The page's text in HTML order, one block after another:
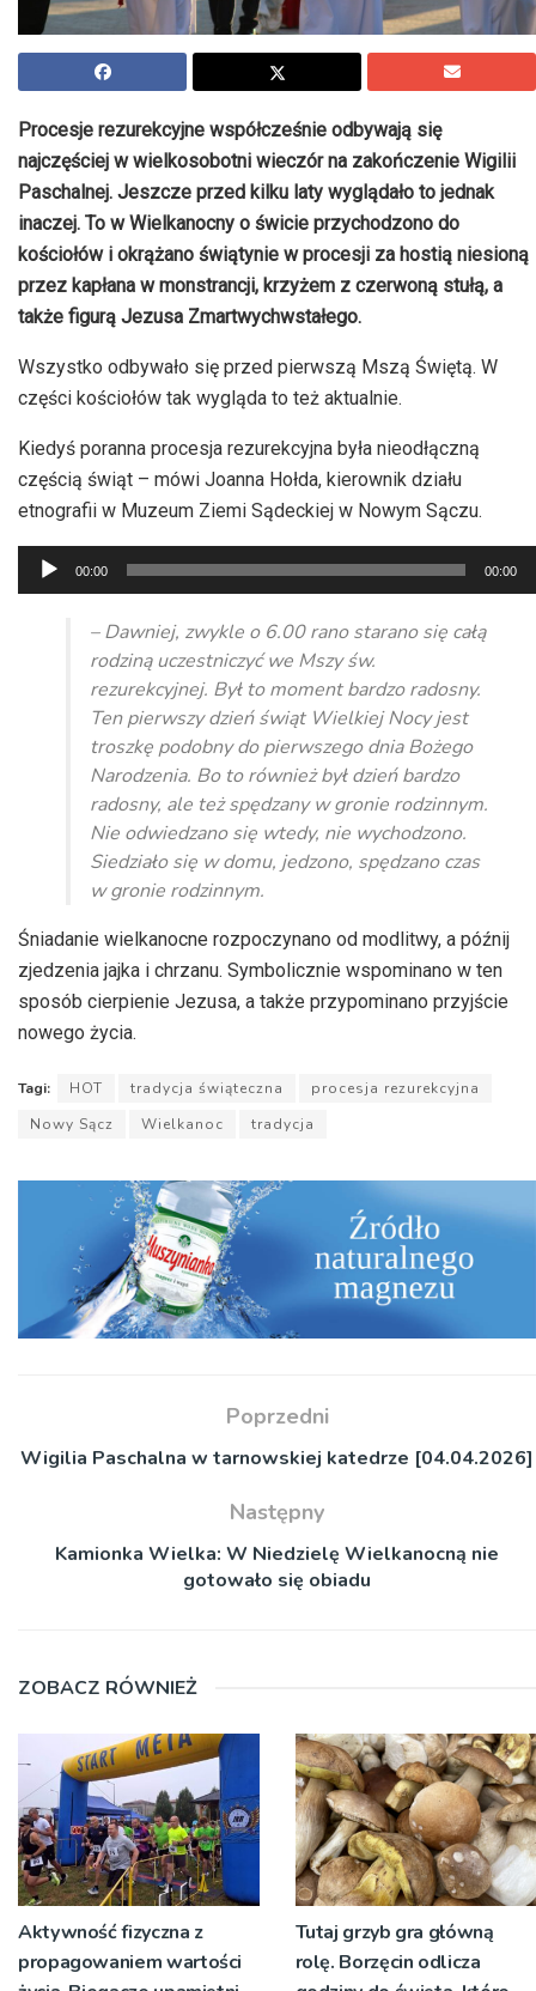
Procesje rezurekcyjne współcześnie odbywają się
najczęściej w wielkosobotni wieczór na zakończenie Wigilii
Paschalnej. Jeszcze przed kilku laty wyglądało to jednak
inaczej. To w Wielkanocny o świcie przychodzono do
kościołów i okrążano świątynie w procesji za hostią niesioną
przez kapłana w monstrancji, krzyżem z czerwoną stułą, a
także figurą Jezusa Zmartwychwstałego.
Wszystko odbywało się przed pierwszą Mszą Świętą. W
części kościołów tak wygląda to też aktualnie.
Kiedyś poranna procesja rezurekcyjna była nieodłączną
częścią świąt – mówi Joanna Hołda, kierownik działu
etnografii w Muzeum Ziemi Sądeckiej w Nowym Sączu.
Odtwarzacz
plików
dźwiękowych
00:00 00:00
– Dawniej, zwykle o 6.00 rano starano się całą
rodziną uczestniczyć we Mszy św.
rezurekcyjnej. Był to moment bardzo radosny.
Ten pierwszy dzień świąt Wielkiej Nocy jest
troszkę podobny do pierwszego dnia Bożego
Narodzenia. Bo to również był dzień bardzo
radosny, ale też spędzany w gronie rodzinnym.
Nie odwiedzano się wtedy, nie wychodzono.
Siedziało się w domu, jedzono, spędzano czas
w gronie rodzinnym.
Śniadanie wielkanocne rozpoczynano od modlitwy, a późnij
zjedzenia jajka i chrzanu. Symbolicznie wspominano w ten
sposób cierpienie Jezusa, a także przypominano przyjście
nowego życia.
Tagi: HOT tradycja świąteczna
procesja rezurekcyjna
Nowy Sącz
Wielkanoc tradycja
Poprzedni
Wigilia Paschalna w tarnowskiej katedrze [04.04.2026]
Następny
Kamionka Wielka: W Niedzielę Wielkanocną nie
gotowało się obiadu
ZOBACZ RÓWNIEŻ
Aktywność fizyczna z
propagowaniem wartości
Tutaj grzyb gra główną
rolę. Borzęcin odlicza